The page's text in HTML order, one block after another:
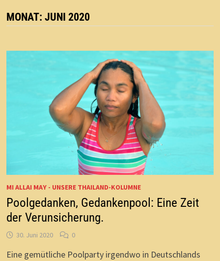
MONAT: JUNI 2020
MI ALLAI MAY - UNSERE THAILAND-KOLUMNE
Poolgedanken, Gedankenpool: Eine Zeit
der Verunsicherung.
30. Juni 2020 0
Eine gemütliche Poolparty irgendwo in Deutschlands